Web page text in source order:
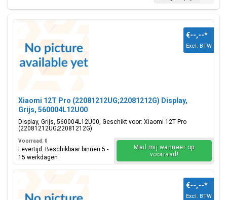
Xiaomi 12T Pro (22081212UG;22081212G) Display,
Grijs, 560004L12U00
Display, Grijs, 560004L12U00, Geschikt voor: Xiaomi 12T Pro
(22081212UG;22081212G)
€--,--*
Excl. BTW
Voorraad: 0
Levertijd: Beschikbaar binnen 5 -
15 werkdagen
Mail mij wanneer op
voorraad!
€--,--*
Excl. BTW